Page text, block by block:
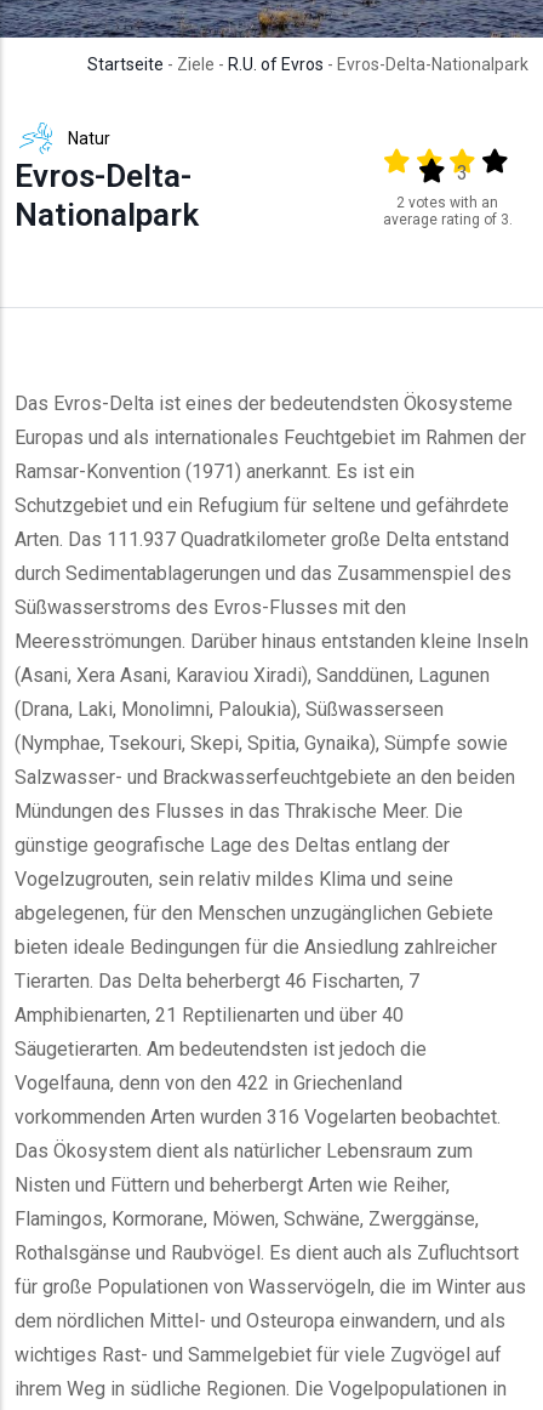
Startseite - Ziele - R.U. of Evros - Evros-Delta-Nationalpark
Natur
Evros-Delta-
Nationalpark
Output format
(star)(star)(star)
(star)
3
2 votes with an
average rating of 3.
Das Evros-Delta ist eines der bedeutendsten Ökosysteme
Europas und als internationales Feuchtgebiet im Rahmen der
Ramsar-Konvention (1971) anerkannt. Es ist ein
Schutzgebiet und ein Refugium für seltene und gefährdete
Arten. Das 111.937 Quadratkilometer große Delta entstand
durch Sedimentablagerungen und das Zusammenspiel des
Süßwasserstroms des Evros-Flusses mit den
Meeresströmungen. Darüber hinaus entstanden kleine Inseln
(Asani, Xera Asani, Karaviou Xiradi), Sanddünen, Lagunen
(Drana, Laki, Monolimni, Paloukia), Süßwasserseen
(Nymphae, Tsekouri, Skepi, Spitia, Gynaika), Sümpfe sowie
Salzwasser- und Brackwasserfeuchtgebiete an den beiden
Mündungen des Flusses in das Thrakische Meer. Die
günstige geografische Lage des Deltas entlang der
Vogelzugrouten, sein relativ mildes Klima und seine
abgelegenen, für den Menschen unzugänglichen Gebiete
bieten ideale Bedingungen für die Ansiedlung zahlreicher
Tierarten. Das Delta beherbergt 46 Fischarten, 7
Amphibienarten, 21 Reptilienarten und über 40
Säugetierarten. Am bedeutendsten ist jedoch die
Vogelfauna, denn von den 422 in Griechenland
vorkommenden Arten wurden 316 Vogelarten beobachtet.
Das Ökosystem dient als natürlicher Lebensraum zum
Nisten und Füttern und beherbergt Arten wie Reiher,
Flamingos, Kormorane, Möwen, Schwäne, Zwerggänse,
Rothalsgänse und Raubvögel. Es dient auch als Zufluchtsort
für große Populationen von Wasservögeln, die im Winter aus
dem nördlichen Mittel- und Osteuropa einwandern, und als
wichtiges Rast- und Sammelgebiet für viele Zugvögel auf
ihrem Weg in südliche Regionen. Die Vogelpopulationen in